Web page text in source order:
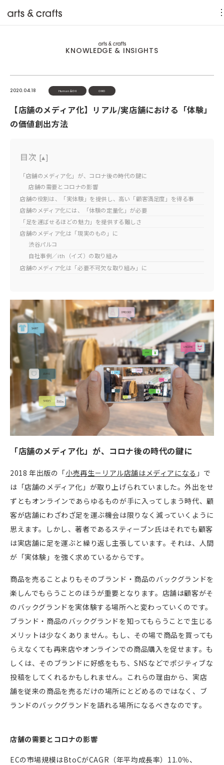
KNOWLEDGE & INSIGHTS
2020.04.18 Human＆DX OMO
【店舗のメディア化】リアル/実店舗における「体験」
の価値創出方法
目次 [▴]
「店舗のメディア化」が、コロナ後の時代の鍵に
店舗の需要とコロナの影響
店舗の役割は、「実体験」を提供し、高い「顧客満足度」を得る事
店舗のメディア化には、「体験の定量化」が必要
「足を運ばせるほどの魅力」を提供する難しさ
店舗のメディア化は「現実のもの」に
渋谷パルコ
自社事例／ith（イズ）の取り組み
店舗のメディア化は「必要不可欠な取り組み」に
「店舗のメディア化」が、コロナ後の時代の鍵に
2018 年出版の「小売再生－リアル店舗はメディアになる 」で
は「店舗のメディア化」が取り上げられていました。外出をせ
ずともオンラインであらゆるものが手に入ってしまう時代、顧
客が店舗にわざわざ足を運ぶ機会は限りなく減っていくように
思えます。しかし、著者であるスティーブン氏はそれでも顧客
は実店舗に足を運ぶと繰り返し主張しています。それは、人間
が「実体験」を強く求めているからです。
商品を売ることよりもそのブランド・商品のバックグランドを
楽しんでもらうことのほうが重要となります。店舗は顧客がそ
のバックグランドを実体験する場所へと変わっていくのです。
ブランド・商品のバックグランドを知ってもらうことで生じる
メリットは少なくありません。もし、その場で商品を買っても
らえなくても再来店やオンラインでの商品購入を促せます。も
しくは、そのブランドに好感をもち、SNSなどでポジティブな
投稿をしてくれるかもしれません。これらの理由から、実店
舗を従来の商品を売るだけの場所にとどめるのではなく、ブ
ランドのバックグランドを語れる場所になるべきなのです。
店舗の需要とコロナの影響
ECの市場規模はBtoCがCAGR（年平均成長率）11.0％、